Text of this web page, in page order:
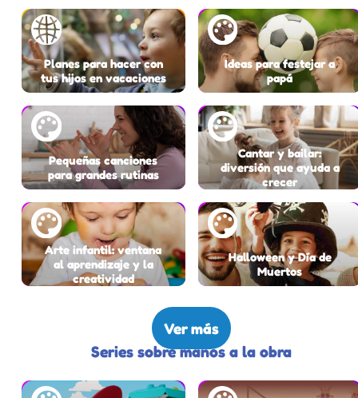
Planes para hacer con
tus hijos en vacaciones
Ideas para festejar a
papá
Pequeñas canciones
para grandes rutinas
Cantar y bailar:
diversión que ayuda a
crecer
Arte infantil: ventana
al aprendizaje y la
creatividad
Halloween y Día de
Muertos
Ver más
Series sobre manos a la obra